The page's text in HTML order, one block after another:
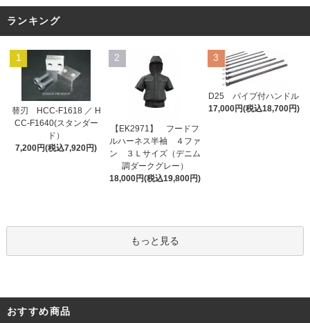
ランキング
1
替刃 HCC-F1618 ／ H
CC-F1640(スタンダー
ド）
7,200円(税込7,920円)
2
【EK2971】 フードフ
ルハーネス半袖 ４ファ
ン ３Ｌサイズ（デニム
調ダークグレー）
18,000円(税込19,800円)
3
D25 パイプ付ハンドル
17,000円(税込18,700円)
もっと見る
おすすめ商品